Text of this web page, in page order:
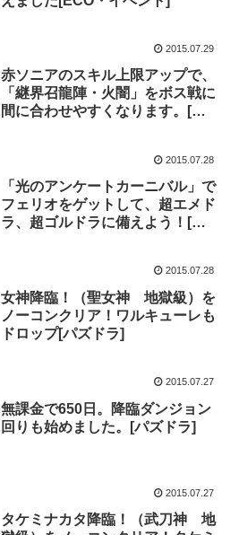
2015.07.29
赤ソニアのスキル上限アップで、
「継界召龍陣・火闇」をボス戦に
間に合わせやすくなります。[パ
2015.07.28
「光のアンケートカーニバル」で
フェリオをゲットして、超エメド
ラ、超ゴルドラに備えよう！[パ
2015.07.28
女神降臨！（聖女神 地獄級）を
ノーコンクリア！ワルキューレも
ドロップ[パズドラ]
2015.07.27
無課金で650日。降臨ダンジョン
回りも始めました。[パズドラ]
2015.07.27
タケミナカタ降臨！（武刀神 地